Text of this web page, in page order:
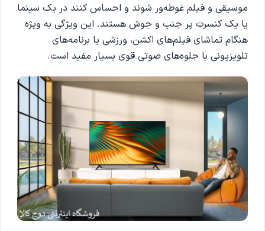
موسیقی و فیلم غوطه‌ور شوند و احساس کنند در یک سینما
یا یک کنسرت پر جنب و جوش هستند. این ویژگی به ویژه
هنگام تماشای فیلم‌های اکشن، ورزشی یا برنامه‌های
تلویزیونی با جلوه‌های صوتی قوی بسیار مفید است.